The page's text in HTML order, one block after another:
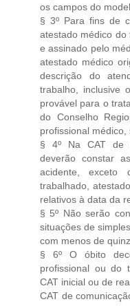
os campos do
§ 3º Para fins de
atestado médico
e assinado pelo
atestado médico
descrição do
trabalho, inclusive
provável para o
do Conselho
profissional médico,
§ 4º Na CAT de
deverão constar
acidente, exceto
trabalhado,
relativos à data da
§ 5º Não serão
situações de
com menos de
§ 6º O óbito
profissional ou do
CAT inicial ou de
CAT de